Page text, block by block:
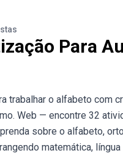
Para
trabalhar o alfabeto com
Web — encontre 32
sobre o alfabeto,
matemática,